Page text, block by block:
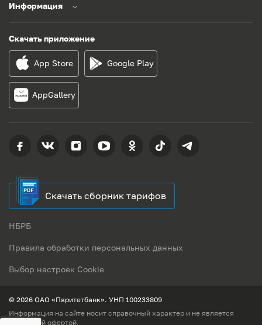
Информация
Скачать приложение
App Store Google Play
AppGallery
Скачать сборник тарифов
НБРБ
Правила обработки персональных данных
Выбор настроек Cookie
© 2026 ОАО «Паритетбанк». УНП 100233809
Информация на сайте носит справочный характер и не является
публичной офертой.